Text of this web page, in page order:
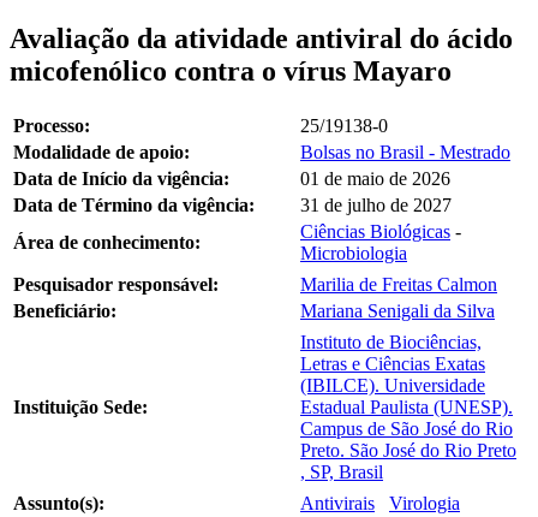
Avaliação da atividade antiviral do ácido
micofenólico contra o vírus Mayaro
Processo:
25/19138-0
Modalidade de apoio:
Bolsas no Brasil - Mestrado
Data de Início da vigência:
01 de maio de 2026
Data de Término da vigência:
31 de julho de 2027
Área de conhecimento:
Ciências Biológicas -
Microbiologia
Pesquisador responsável:
Marilia de Freitas Calmon
Beneficiário:
Mariana Senigali da Silva
Instituição Sede:
Instituto de Biociências,
Letras e Ciências Exatas
(IBILCE). Universidade
Estadual Paulista (UNESP).
Campus de São José do Rio
Preto. São José do Rio Preto
, SP, Brasil
Assunto(s):
Antivirais Virologia